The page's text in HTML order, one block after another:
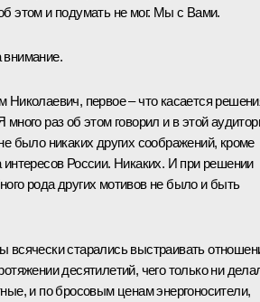
этом и подумать не мог. Мы с Вами.
Николаевич, первое – что касается
раз об этом говорил и в этой
было никаких других соображений, кроме
интересов России. Никаких. И при решении
рода других мотивов не было и быть
всячески старались выстраивать
десятилетий, чего только ни
и по бросовым ценам энергоносители,